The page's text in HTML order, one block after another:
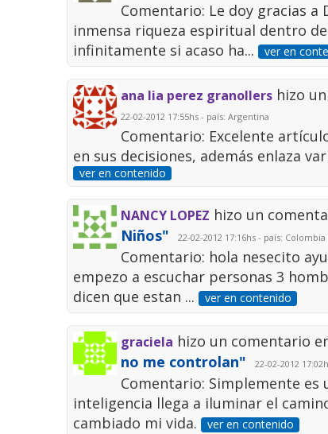
Comentario: Le doy gracias
inmensa riqueza espiritual dentro
infinitamente si acaso ha... ver en
ana lia perez granollers hizo
22-02-2012 17:55hs - país: Argentina
Comentario: Excelente
en sus decisiones, además enlaza
ver en contenido
NANCY LOPEZ hizo un
Niños"
22-02-2012 17:16hs - país: Colombia
Comentario: hola nesecito
empezo a escuchar personas 3
dicen que estan ... ver en contenido
graciela hizo un comentario
no me controlan"
22-02-2012
Comentario: Simplemente es
inteligencia llega a iluminar el
cambiado mi vida. ver en contenido